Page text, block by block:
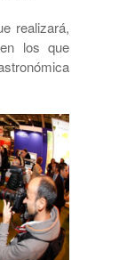
realizará,
los que